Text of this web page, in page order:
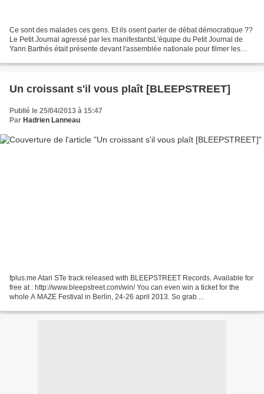
Ce sont des malades ces gens. Et ils osent parler de débat démocratique ??
Le Petit Journal agressé par les manifestantsL'équipe du Petit Journal de
Yann Barthès était présente devant l'assemblée nationale pour filmer les
Un croissant s'il vous plaît [BLEEPSTREET]
Publié le 25/04/2013 à 15:47
Par Hadrien Lanneau
fplus.me Atari STe track released with BLEEPSTREET Records. Available for
free at : http://www.bleepstreet.com/win/ You can even win a ticket for the
whole A MAZE Festival in Berlin, 24-26 april 2013. So grab ...